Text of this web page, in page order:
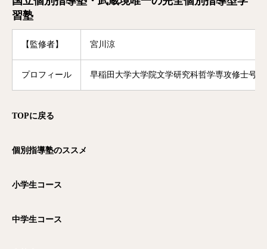
習塾
【監修者】 宮川涼
プロフィール 早稲田大学大学院文学研究科哲学専攻修士号
TOPに戻る
個別指導塾のススメ
小学生コース
中学生コース